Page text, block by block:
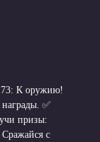
К оружию!
✅
призы:
с